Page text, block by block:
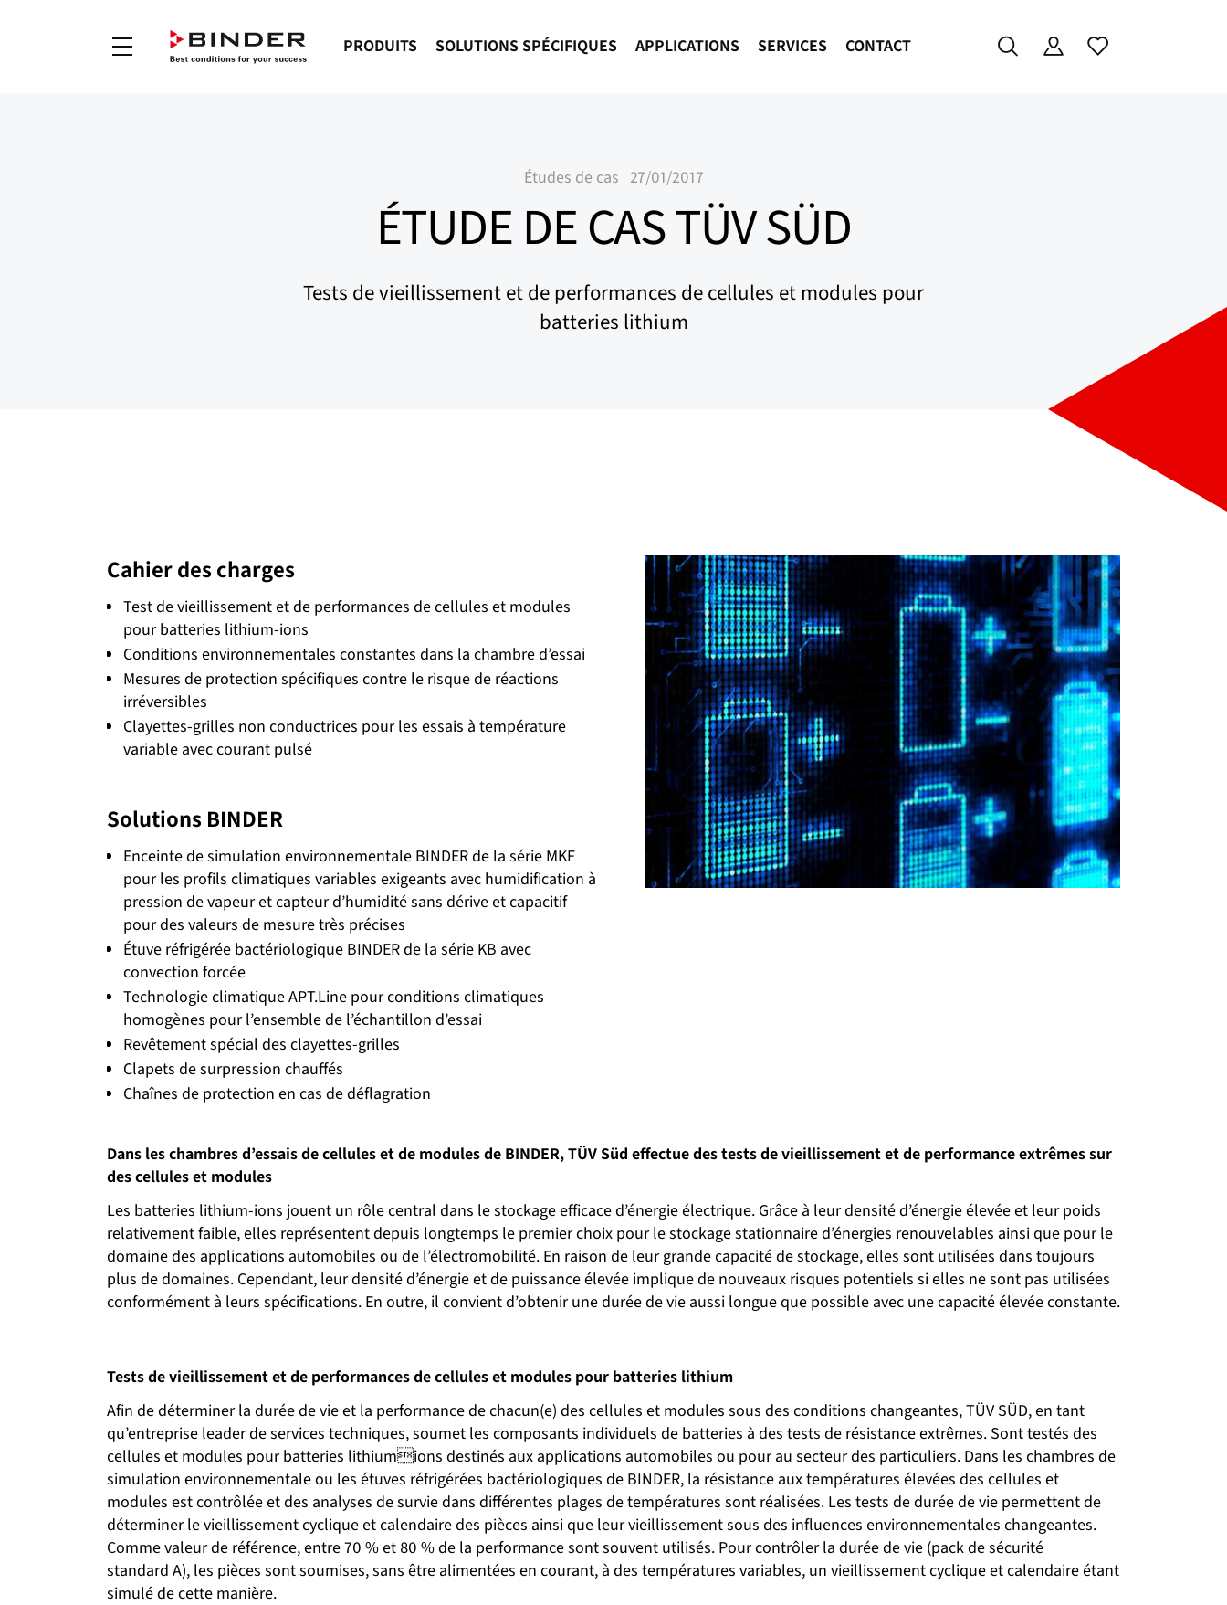
PRODUITS SOLUTIONS SPÉCIFIQUES APPLICATIONS SERVICES CONTACT
Études de cas 27/01/2017
ÉTUDE DE CAS TÜV SÜD
Tests de vieillissement et de performances de cellules et modules pour
batteries lithium
Cahier des charges
Test de vieillissement et de performances de cellules et modules
pour batteries lithium-ions
Conditions environnementales constantes dans la chambre d’essai
Mesures de protection spécifiques contre le risque de réactions
irréversibles
Clayettes-grilles non conductrices pour les essais à température
variable avec courant pulsé
Solutions BINDER
Enceinte de simulation environnementale BINDER de la série MKF
pour les profils climatiques variables exigeants avec humidification à
pression de vapeur et capteur d’humidité sans dérive et capacitif
pour des valeurs de mesure très précises
Étuve réfrigérée bactériologique BINDER de la série KB avec
convection forcée
Technologie climatique APT.Line pour conditions climatiques
homogènes pour l’ensemble de l’échantillon d’essai
Revêtement spécial des clayettes-grilles
Clapets de surpression chauffés
Chaînes de protection en cas de déflagration
Dans les chambres d’essais de cellules et de modules de BINDER, TÜV Süd effectue des tests de vieillissement et de performance extrêmes sur
des cellules et modules
Les batteries lithium-ions jouent un rôle central dans le stockage efficace d’énergie électrique. Grâce à leur densité d’énergie élevée et leur poids
relativement faible, elles représentent depuis longtemps le premier choix pour le stockage stationnaire d’énergies renouvelables ainsi que pour le
domaine des applications automobiles ou de l’électromobilité. En raison de leur grande capacité de stockage, elles sont utilisées dans toujours
plus de domaines. Cependant, leur densité d’énergie et de puissance élevée implique de nouveaux risques potentiels si elles ne sont pas utilisées
conformément à leurs spécifications. En outre, il convient d’obtenir une durée de vie aussi longue que possible avec une capacité élevée constante.
Tests de vieillissement et de performances de cellules et modules pour batteries lithium
Afin de déterminer la durée de vie et la performance de chacun(e) des cellules et modules sous des conditions changeantes, TÜV SÜD, en tant
qu’entreprise leader de services techniques, soumet les composants individuels de batteries à des tests de résistance extrêmes. Sont testés des
cellules et modules pour batteries lithiumions destinés aux applications automobiles ou pour au secteur des particuliers. Dans les chambres de
simulation environnementale ou les étuves réfrigérées bactériologiques de BINDER, la résistance aux températures élevées des cellules et
modules est contrôlée et des analyses de survie dans différentes plages de températures sont réalisées. Les tests de durée de vie permettent de
déterminer le vieillissement cyclique et calendaire des pièces ainsi que leur vieillissement sous des influences environnementales changeantes.
Comme valeur de référence, entre 70 % et 80 % de la performance sont souvent utilisés. Pour contrôler la durée de vie (pack de sécurité
standard A), les pièces sont soumises, sans être alimentées en courant, à des températures variables, un vieillissement cyclique et calendaire étant
simulé de cette manière.